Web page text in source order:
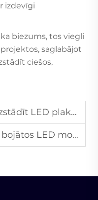
izdevīgi
biezums, tos viegli
saglabājot
ciešos,
augsta satiksmes sabiedriskās vietās?
neietekmējot visu displeju?